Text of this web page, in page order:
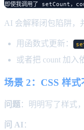
AI 会解释闭包陷阱，
用函数式更新：
或者把 count 加入
场景 2：CSS 样式
问题：明明写了样式
问 AI ：